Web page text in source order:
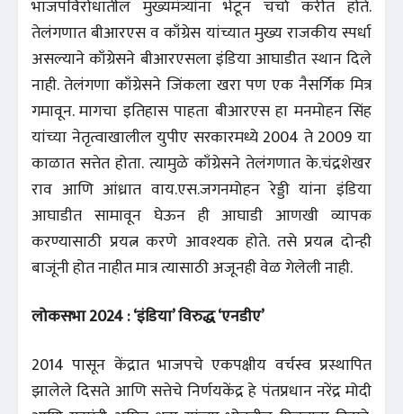
भाजपविरोधातील मुख्यमंत्र्यांना भेटून चर्चा करीत होते.
तेलंगणात बीआरएस व काँग्रेस यांच्यात मुख्य राजकीय स्पर्धा
असल्याने काँग्रेसने बीआरएसला इंडिया आघाडीत स्थान दिले
नाही. तेलंगणा काँग्रेसने जिंकला खरा पण एक नैसर्गिक मित्र
गमावून. मागचा इतिहास पाहता बीआरएस हा मनमोहन सिंह
यांच्या नेतृत्वाखालील युपीए सरकारमध्ये 2004 ते 2009 या
काळात सत्तेत होता. त्यामुळे काँग्रेसने तेलंगणात के.चंद्रशेखर
राव आणि आंध्रात वाय.एस.जगनमोहन रेड्डी यांना इंडिया
आघाडीत सामावून घेऊन ही आघाडी आणखी व्यापक
करण्यासाठी प्रयत्न करणे आवश्यक होते. तसे प्रयत्न दोन्ही
बाजूंनी होत नाहीत मात्र त्यासाठी अजूनही वेळ गेलेली नाही.
लोकसभा 2024 : ‘इंडिया’ विरुद्ध ‘एनडीए’
2014 पासून केंद्रात भाजपचे एकपक्षीय वर्चस्व प्रस्थापित
झालेले दिसते आणि सत्तेचे निर्णयकेंद्र हे पंतप्रधान नरेंद्र मोदी